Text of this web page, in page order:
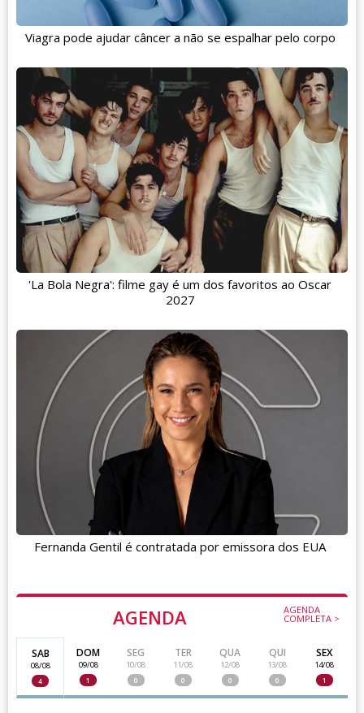
AGENDA AGENDA
COMPLETA >
SAB
08/08
4
DOM
09/08
1
SEG
10/08
0
TER
11/08
0
QUA
12/08
0
QUI
13/08
0
SEX
14/08
1
Viagra pode ajudar câncer a não se espalhar pelo corpo
'La Bola Negra': filme gay é um dos favoritos ao Oscar
2027
Fernanda Gentil é contratada por emissora dos EUA